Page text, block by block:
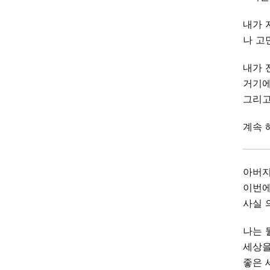
내가
나 고
내가
거기
그리
계속
아버
이번
사실
나는
세상
좋은